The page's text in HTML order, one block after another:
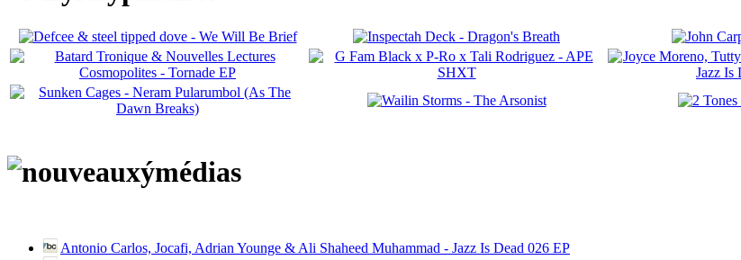
Antonio Carlos, Jocafi, Adrian Younge & Ali Shaheed Muhammad - Jazz Is Dead 026 EP